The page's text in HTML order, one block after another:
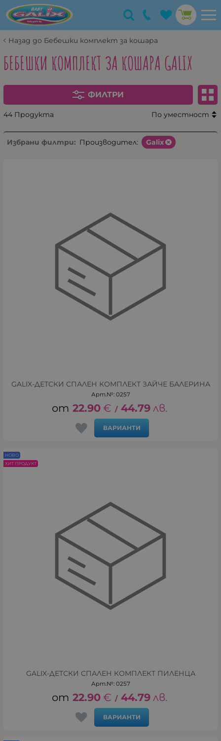
Назад до Бебешки комплект за кошара
БЕБЕШКИ КОМПЛЕКТ ЗА КОШАРА GALIX
ФИЛТРИ
44 Продукта По уместност
Избрани филтри: Производител: Galix
GALIX-ДЕТСКИ СПАЛЕН КОМПЛЕКТ ЗАЙЧЕ БАЛЕРИНА
Арт.№: 0257
22.90 € / 44.79 лв.
ВАРИАНТИ
GALIX-ДЕТСКИ СПАЛЕН КОМПЛЕКТ ПИЛЕНЦА
Арт.№: 0257
22.90 € / 44.79 лв.
ВАРИАНТИ
НОВО
ХИТ ПРОДУКТ